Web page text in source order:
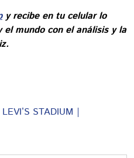
y recibe en tu celular lo
mundo con el análisis y la
LEVI’S STADIUM